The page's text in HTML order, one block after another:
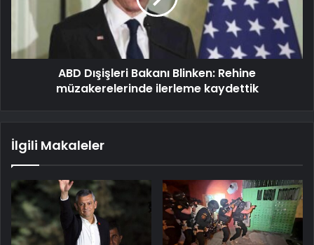
ABD Dışişleri Bakanı Blinken: Rehine
müzakerelerinde ilerleme kaydettik
İlgili Makaleler